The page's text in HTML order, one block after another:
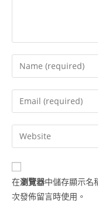
在瀏覽器中儲存顯示名
次發佈留言時使用。